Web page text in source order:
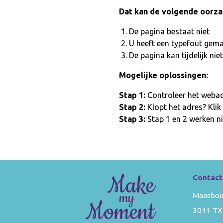
Dat kan de volgende
De pagina bestaat niet
U heeft een typefout
De pagina kan tijdelijk
Mogelijke oplossingen:
Stap 1:Controleer het
Stap 2:Klopt het adres?
Stap 3:Stap 1 en 2 werken
Contact
3011